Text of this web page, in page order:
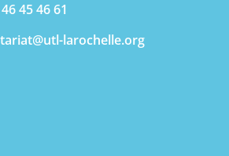
45 46 61
larochelle.org